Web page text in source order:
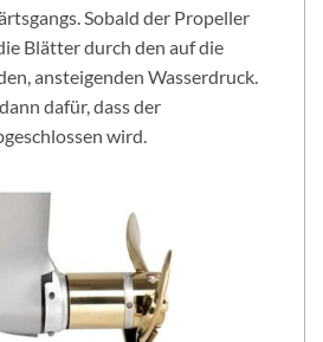
Sobald der Propeller
Blätter durch den auf die
ansteigenden Wasserdruck.
dafür, dass der
wird.